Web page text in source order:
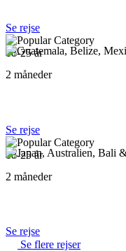
Se rejse
18-25 år
2 måneder
Se rejse
18-25 år
2 måneder
Se rejse
Se flere rejser